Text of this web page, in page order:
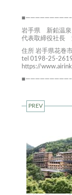
岩手県 新鉛温
代表取締役社長
住所 岩手県花巻
tel 0198-25-
https://
PREV